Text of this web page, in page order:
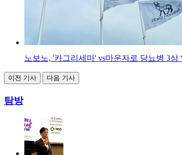
노보노, '카그리세마' vs마운자로 당뇨병 3상
이전 기사 다음 기사
탐방